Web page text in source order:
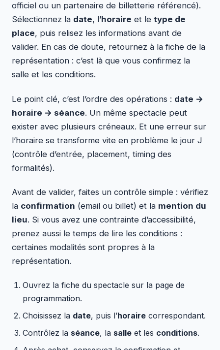
officiel ou un partenaire de billetterie référencé).
Sélectionnez la date, l’horaire et le type de
place, puis relisez les informations avant de
valider. En cas de doute, retournez à la fiche de la
représentation : c’est là que vous confirmez la
salle et les conditions.
Le point clé, c’est l’ordre des opérations : date →
horaire → séance. Un même spectacle peut
exister avec plusieurs créneaux. Et une erreur sur
l’horaire se transforme vite en problème le jour J
(contrôle d’entrée, placement, timing des
formalités).
Avant de valider, faites un contrôle simple : vérifiez
la confirmation (email ou billet) et la mention du
lieu. Si vous avez une contrainte d’accessibilité,
prenez aussi le temps de lire les conditions :
certaines modalités sont propres à la
représentation.
Ouvrez la fiche du spectacle sur la page de
programmation.
Choisissez la date, puis l’horairecorrespondant.
Contrôlez la séance, la salleet les conditions.